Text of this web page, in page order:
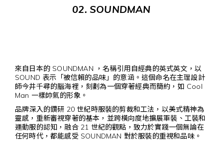
02. SOUNDMAN
來自日本的 SOUNDMAN ，名稱引用自經典的英式英文，以
SOUND 表示「被信賴的品味」的意涵。這個命名在主理設計
師今井千尋的腦海裡，刻劃為一個穿著經典而簡約，如 Cool
Man 一樣帥氣的形象。
品牌深入的鑽研 20 世紀時服裝的剪裁和工法，以美式精神為
靈感，重新審視穿著的基本，並跨橫向度地擴展軍裝、工裝和
運動服的認知，融合 21 世紀的觀點，致力於實踐一個無論在
任何時代，都能感受 SOUNDMAN 對於服裝的重視和品味。